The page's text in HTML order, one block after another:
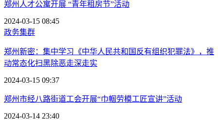
郑州人才公寓开展 “青年租房节”活动
2024-03-15 08:45
政务集群
郑州新密：集中学习《中华人民共和国反有组织犯罪法》，推
动常态化扫黑除恶走深走实
2024-03-15 09:37
郑州市经八路街道工会开展“巾帼劳模工匠宣讲”活动
2024-03-14 23:40